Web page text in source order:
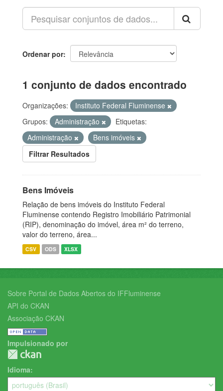
Ordenar por
1 conjunto de dados encontrado
Organizações:
Instituto Federal Fluminense
Grupos:
Administração
Etiquetas:
Administração
Bens imóveis
Filtrar Resultados
Bens Imóveis
Relação de bens imóveis do Instituto Federal
Fluminense contendo Registro Imobiliário Patrimonial
(RIP), denominação do imóvel, área m² do terreno,
valor do terreno, área...
CSV ODS XLSX
Sobre Portal de Dados Abertos do IFFluminense
API do CKAN
Associação CKAN
Impulsionado por
Idioma